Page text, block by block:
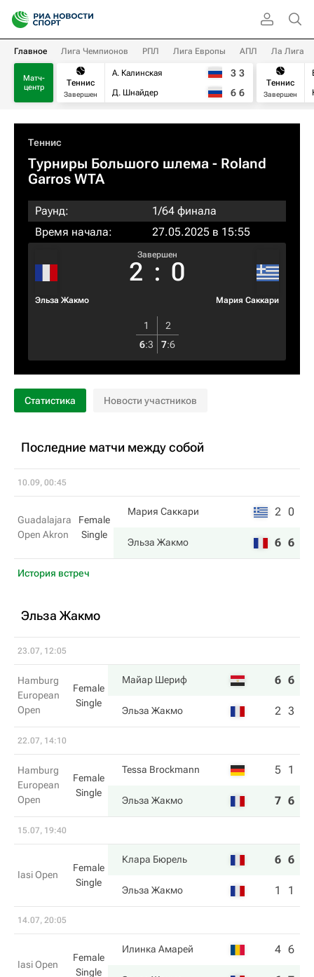
Главное Лига Чемпионов РПЛ Лига Европы АПЛ Ла Лига
Матч-
центр
Теннис
Завершен
А. Калинская
Д. Шнайдер
3 3
6 6
Теннис
Завершен
Теннис
Турниры Большого шлема - Roland
Garros WTA
Раунд:
1/64 финала
Время начала:
27.05.2025 в 15:55
Эльза Жакмо
Завершен
2 : 0
Мария Саккари
1
2
6:3 7:6
Статистика Новости участников
Последние матчи между собой
10.09, 00:45
Guadalajara
Open Akron
Female
Single
Мария Саккари 2 0
Эльза Жакмо 6 6
История встреч
Эльза Жакмо
23.07, 12:05
Hamburg
European
Open
Female
Single
Майар Шериф 6 6
Эльза Жакмо 2 3
22.07, 14:10
Hamburg
European
Open
Female
Single
Tessa Brockmann 5 1
Эльза Жакмо 7 6
15.07, 19:40
Iasi Open
Female
Single
Клара Бюрель 6 6
Эльза Жакмо 1 1
14.07, 20:05
Iasi Open
Female
Single
Илинка Амарей 4 6